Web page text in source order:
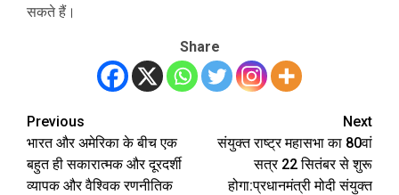
सकते हैं।
Share
Post
navigation
Previous
भारत और अमेरिका के बीच एक
बहुत ही सकारात्मक और दूरदर्शी
व्यापक और वैश्विक रणनीतिक
Next
संयुक्त राष्ट्र महासभा का 80वां
सत्र 22 सितंबर से शुरू
होगा:प्रधानमंत्री मोदी संयुक्त